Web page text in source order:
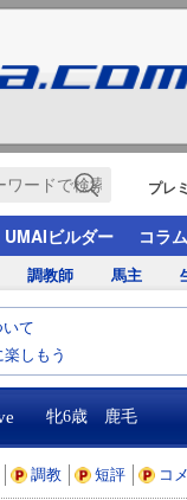
プレ
UMAIビルダー コラム
調教師 馬主
て
しもう
牝6歳 鹿毛
調教 短評 コ